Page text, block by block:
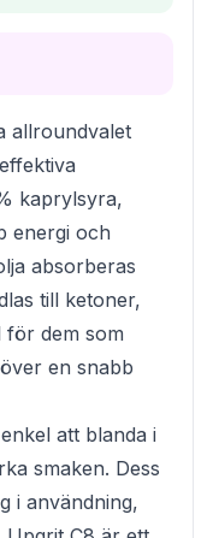
allroundvalet
kaprylsyra,
energi och
absorberas
till ketoner,
för dem som
en snabb
att blanda i
smaken. Dess
i användning,